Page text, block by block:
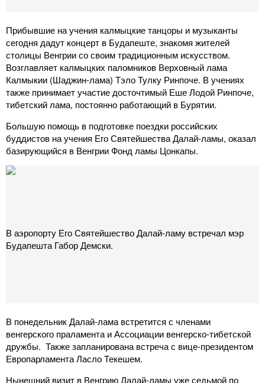
Прибывшие на учения калмыцкие танцоры и музыканты
сегодня дадут концерт в Будапеште, знакомя жителей
столицы Венгрии со своим традиционным искусством.
Возглавляет калмыцких паломников Верховный лама
Калмыкии (Шаджин-лама) Тэло Тулку Ринпоче. В учениях
также принимает участие досточтимый Еше Лодой Ринпоче,
тибетский лама, постоянно работающий в Бурятии.
Большую помощь в подготовке поездки российских
буддистов на учения Его Святейшества Далай-ламы, оказал
базирующийся в Венгрии Фонд ламы Цонкапы.
В аэропорту Его Святейшество Далай-ламу встречал мэр
Будапешта Габор Демски.
В понедельник Далай-лама встретится с членами
венгерского праламента и Ассоциации венгерско-тибетской
дружбы. Также запланирована встреча с вице-президентом
Европарламента Ласло Текешем.
Нынешний визит в Венгрию Далай-ламы уже седьмой по